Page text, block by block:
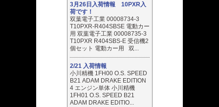
3月26日入荷情報 10PXR入
荷です！
双葉電子工業 00008734-3
T10PXR-R404SBSE 電動カー
用 双葉電子工業 00008735-3
T10PXR R404SBS-E 受信機2
個セット 電動カー用 双...
2/21 入荷情報
小川精機 1FH00 O.S. SPEED
B21 ADAM DRAKE EDITION
4 エンジン単体 小川精機
1FH01 O.S. SPEED B21
ADAM DRAKE EDITIO...